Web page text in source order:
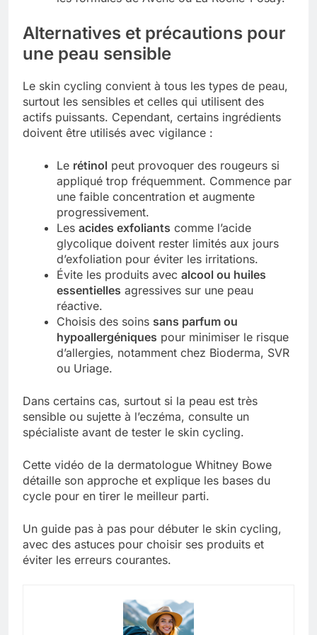
Alternatives et précautions pour
une peau sensible
Le skin cycling convient à tous les types de peau,
surtout les sensibles et celles qui utilisent des
actifs puissants. Cependant, certains ingrédients
doivent être utilisés avec vigilance :
Le rétinol peut provoquer des rougeurs si
appliqué trop fréquemment. Commence par
une faible concentration et augmente
progressivement.
Les acides exfoliants comme l’acide
glycolique doivent rester limités aux jours
d’exfoliation pour éviter les irritations.
Évite les produits avec alcool ou huiles
essentielles agressives sur une peau
réactive.
Choisis des soins sans parfum ou
hypoallergéniques pour minimiser le risque
d’allergies, notamment chez Bioderma, SVR
ou Uriage.
Dans certains cas, surtout si la peau est très
sensible ou sujette à l’eczéma, consulte un
spécialiste avant de tester le skin cycling.
Cette vidéo de la dermatologue Whitney Bowe
détaille son approche et explique les bases du
cycle pour en tirer le meilleur parti.
Un guide pas à pas pour débuter le skin cycling,
avec des astuces pour choisir ses produits et
éviter les erreurs courantes.